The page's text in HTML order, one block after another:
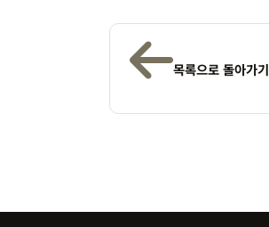
목록으로 돌아가기